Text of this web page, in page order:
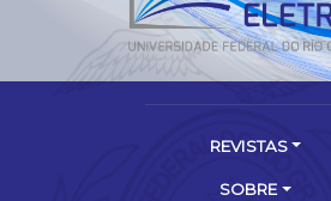
REVISTAS
SOBRE